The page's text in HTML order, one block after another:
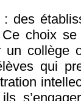
des
choix
un collège
qui